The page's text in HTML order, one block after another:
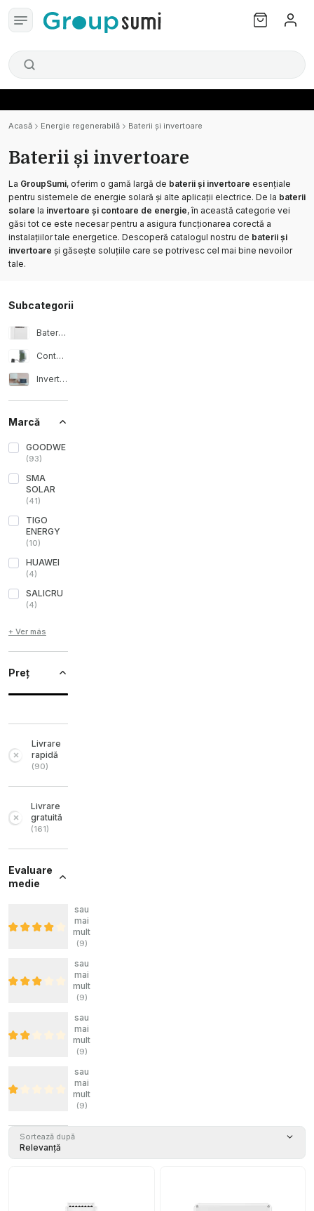
Acasă Energie regenerabilă Baterii și invertoare
Baterii și invertoare
La GroupSumi, oferim o gamă largă de baterii și invertoare esențiale
pentru sistemele de energie solară și alte aplicații electrice. De la baterii
solare la invertoare și contoare de energie, în această categorie vei
găsi tot ce este necesar pentru a asigura funcționarea corectă a
instalațiilor tale energetice. Descoperă catalogul nostru de baterii și
invertoare și găsește soluțiile care se potrivesc cel mai bine nevoilor
tale.
Subcategorii
Baterii solare
Contoare de energie
Invertoare solare
Marcă
GOODWE
(93)
SMA
SOLAR
(41)
TIGO
ENERGY
(10)
HUAWEI
(4)
SALICRU
(4)
+ Ver más
Preț
Livrare
rapidă
(90)
Livrare
gratuită
(161)
Evaluare
medie
sau
mai
mult
(9)
sau
mai
mult
(9)
sau
mai
mult
(9)
sau
mai
mult
(9)
Sortează după
Relevanță